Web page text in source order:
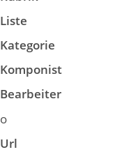
Liste
Kategorie
Komponist
Bearbeiter
o
Url